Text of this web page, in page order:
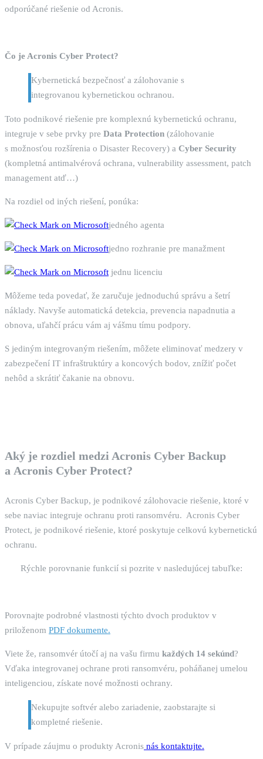
odporúčané riešenie od Acronis.
Čo je Acronis Cyber Protect?
Kybernetická bezpečnosť a zálohovanie s
integrovanou kybernetickou ochranou.
Toto podnikové riešenie pre komplexnú kybernetickú ochranu,
integruje v sebe prvky pre Data Protection (zálohovanie
s možnosťou rozšírenia o Disaster Recovery) a Cyber Security
(kompletná antimalvérová ochrana, vulnerability assessment, patch
management atď…)
Na rozdiel od iných riešení, ponúka:
jedného agenta
jedno rozhranie pre manažment
jednu licenciu
Môžeme teda povedať, že zaručuje jednoduchú správu a šetrí
náklady. Navyše automatická detekcia, prevencia napadnutia a
obnova, uľahčí prácu vám aj vášmu tímu podpory.
S jediným integrovaným riešením, môžete eliminovať medzery v
zabezpečení IT infraštruktúry a koncových bodov, znížiť počet
nehôd a skrátiť čakanie na obnovu.
Aký je rozdiel medzi Acronis Cyber Backup
a Acronis Cyber Protect?
Acronis Cyber Backup, je podnikové zálohovacie riešenie, ktoré v
sebe naviac integruje ochranu proti ransomvéru. Acronis Cyber
Protect, je podnikové riešenie, ktoré poskytuje celkovú kybernetickú
ochranu.
Rýchle porovnanie funkcií si pozrite v nasledujúcej tabuľke:
Porovnajte podrobné vlastnosti týchto dvoch produktov v
priloženom PDF dokumente.
Viete že, ransomvér útočí aj na vašu firmu každých 14 sekúnd?
Vďaka integrovanej ochrane proti ransomvéru, poháňanej umelou
inteligenciou, získate nové možnosti ochrany.
Nekupujte softvér alebo zariadenie, zaobstarajte si
kompletné riešenie.
V prípade záujmu o produkty Acronis nás kontaktujte.